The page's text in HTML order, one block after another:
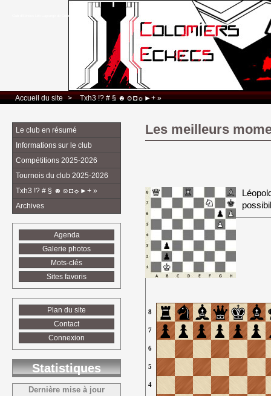
Club d’Echecs Léo Lagrange de Colomiers
Accueil du site > Txh3 !? # § ☻☺◘☼►+ »
Les meilleurs
4
5
6
7
8
Le club en résumé
Informations sur le club
Compétitions 2025-2026
Tournois du club 2025-2026
Txh3 !? # § ☻☺◘☼►+ »
Archives
Agenda
Galerie photos
Mots-clés
Sites favoris
Plan du site
Contact
Connexion
Statistiques
Dernière mise à jour